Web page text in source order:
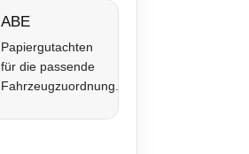
ABE
Papiergutachten
für die passende
Fahrzeugzuordnung.